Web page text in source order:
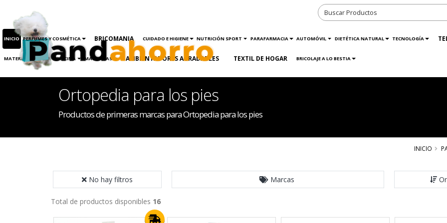
INICIO PERFUMES Y COSMÉTICA BRICOMANIA CUIDADO E HIGIENE NUTRICIÓN SPORT PARAFARMACIA AUTOMÓVIL DIETÉTICA NATURAL TECNOLOGÍA
MATERIAL ESCOLAR Y OFICINA MASCOTAS AMBIENTADORES AGRADABLES TEXTIL DE HOGAR BRICOLAJE A LO BESTIA
Ortopedia para los pies
Productos de primeras marcas para Ortopedia para los pies
INICIO
No hay filtros Marcas
Total de productos disponibles 16